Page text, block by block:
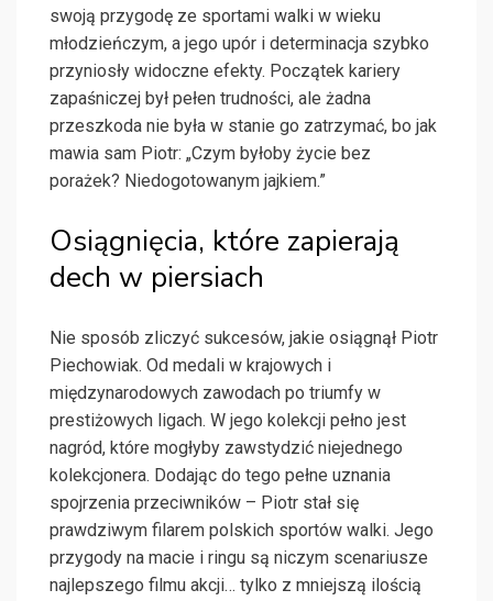
swoją przygodę ze sportami walki w wieku
młodzieńczym, a jego upór i determinacja szybko
przyniosły widoczne efekty. Początek kariery
zapaśniczej był pełen trudności, ale żadna
przeszkoda nie była w stanie go zatrzymać, bo jak
mawia sam Piotr: „Czym byłoby życie bez
porażek? Niedogotowanym jajkiem.”
Osiągnięcia, które zapierają
dech w piersiach
Nie sposób zliczyć sukcesów, jakie osiągnął Piotr
Piechowiak. Od medali w krajowych i
międzynarodowych zawodach po triumfy w
prestiżowych ligach. W jego kolekcji pełno jest
nagród, które mogłyby zawstydzić niejednego
kolekcjonera. Dodając do tego pełne uznania
spojrzenia przeciwników – Piotr stał się
prawdziwym filarem polskich sportów walki. Jego
przygody na macie i ringu są niczym scenariusze
najlepszego filmu akcji… tylko z mniejszą ilością